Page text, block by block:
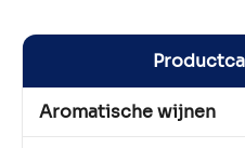
Aromatische wijnen